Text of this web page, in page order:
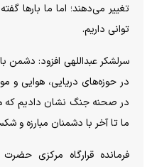
تغییر می‌دهند؛ اما ما بار‌ها
توانی داریم.
سرلشکر عبداللهی افزود:
در حوزه‌های دریایی، هوایی و
در صحنه جنگ نشان دادیم که
ما تا آخر با دشمنان مبارزه و
فرمانده قرارگاه مرکزی